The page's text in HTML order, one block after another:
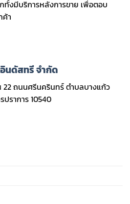
งมีบริการหลังการขาย เพื่อตอบ
า
นดัสทรี จำกัด
22 ถนนศรีนครินทร์ ตำบลบางแก้ว
ราการ 10540